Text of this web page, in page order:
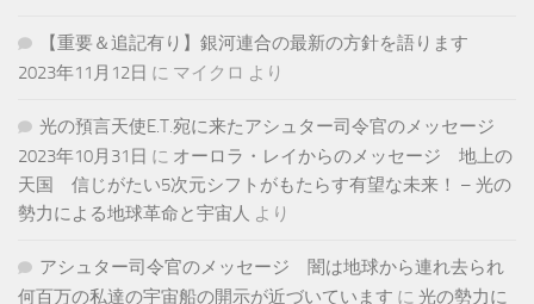
【重要＆追記有り】銀河連合の最新の方針を語ります
2023年11月12日 に マイクロ より
光の預言天使E.T.宛に来たアシュター司令官のメッセージ
2023年10月31日 に オーロラ・レイからのメッセージ 地上の
天国 信じがたい5次元シフトがもたらす有望な未来！ – 光の
勢力による地球革命と宇宙人 より
アシュター司令官のメッセージ 闇は地球から連れ去られ
何百万の私達の宇宙船の開示が近づいています に 光の勢力に